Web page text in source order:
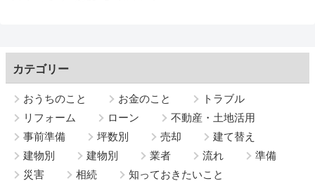
カテゴリー
おうちのこと お金のこと
トラブル
リフォーム
ローン
不動産・土地活用
事前準備
坪数別 売却
建て替え
建物別
建物別 業者 流れ
準備
災害
相続
知っておきたいこと